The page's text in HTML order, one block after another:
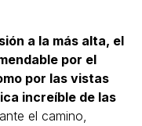
a la más alta, el
por el
por las vistas
increíble de las
el camino,